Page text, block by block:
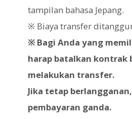
tampilan bahasa Jepang.
※ Biaya transfer
※ Bagi Anda yang
harap batalkan kontrak
melakukan transfer.
Jika tetap
pembayaran ganda.